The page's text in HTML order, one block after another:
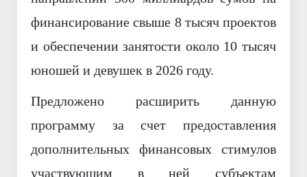
финансирование свыше 8 тысяч проектов
и обеспечении занятости около 10 тысяч
юношей и девушек в 2026 году.
Предложено расширить данную
программу за счет предоставления
дополнительных финансовых стимулов
участвующим в ней субъектам